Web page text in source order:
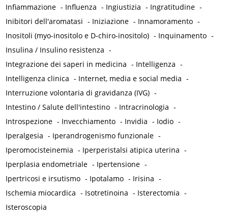
Infiammazione - Influenza - Ingiustizia - Ingratitudine -
Inibitori dell'aromatasi - Iniziazione - Innamoramento -
Inositoli (myo-inositolo e D-chiro-inositolo) - Inquinamento -
Insulina / Insulino resistenza -
Integrazione dei saperi in medicina - Intelligenza -
Intelligenza clinica - Internet, media e social media -
Interruzione volontaria di gravidanza (IVG) -
Intestino / Salute dell'intestino - Intracrinologia -
Introspezione - Invecchiamento - Invidia - Iodio -
Iperalgesia - Iperandrogenismo funzionale -
Iperomocisteinemia - Iperperistalsi atipica uterina -
Iperplasia endometriale - Ipertensione -
Ipertricosi e irsutismo - Ipotalamo - Irisina -
Ischemia miocardica - Isotretinoina - Isterectomia -
Isteroscopia